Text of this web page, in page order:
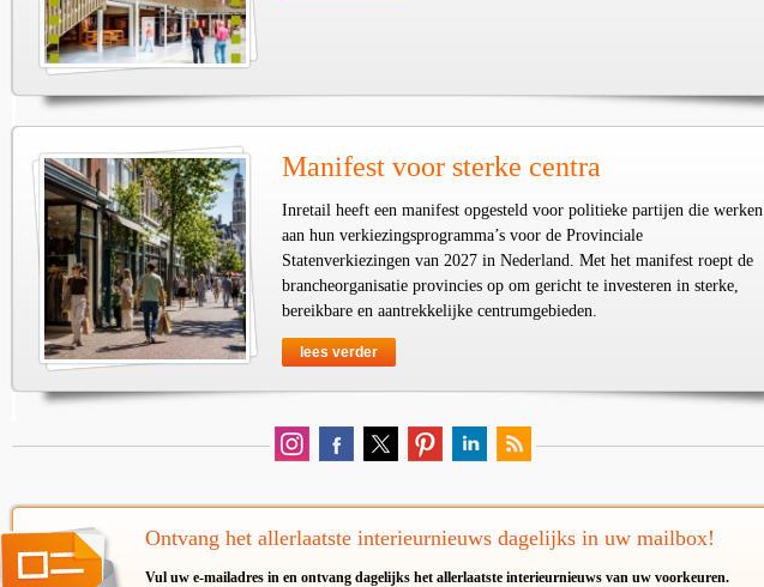
Manifest voor sterke centra
Inretail heeft een manifest opgesteld voor politieke partijen die werken
aan hun verkiezingsprogramma’s voor de Provinciale
Statenverkiezingen van 2027 in Nederland. Met het manifest roept de
brancheorganisatie provincies op om gericht te investeren in sterke,
bereikbare en aantrekkelijke centrumgebieden.
lees verder
Ontvang het allerlaatste interieurnieuws dagelijks in uw mailbox!
Vul uw e-mailadres in en ontvang dagelijks het allerlaatste interieurnieuws van uw voorkeuren.